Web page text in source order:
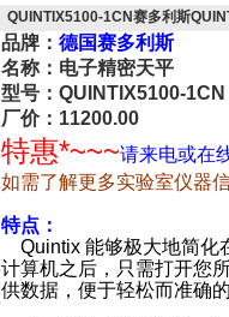
QUINTIX5100-1CN赛多利斯
品牌： 德国赛多利斯
名称：电子精密天平
型号：QUINTIX5100-1CN
厂价：11200.00
特惠*~~~请来电或在
如需了解更多实验室仪器
特点：
Quintix 能够极大地简化
计算机之后，只需打开您
供数据，便于轻松而准确